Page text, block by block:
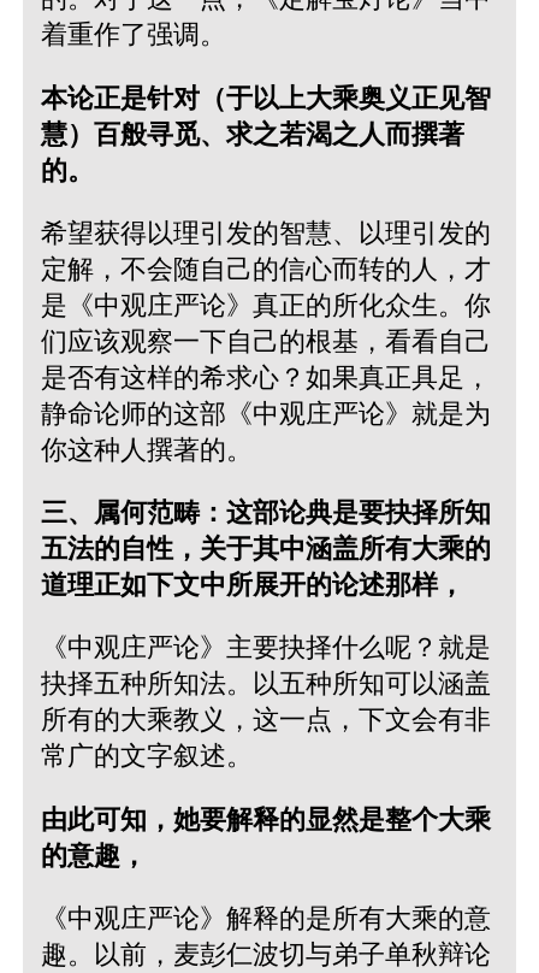
着重作了强调。
本论正是针对（于以上大乘奥义正见智
慧）百般寻觅、求之若渴之人而撰著
的。
希望获得以理引发的智慧、以理引发的
定解，不会随自己的信心而转的人，才
是《中观庄严论》真正的所化众生。你
们应该观察一下自己的根基，看看自己
是否有这样的希求心？如果真正具足，
静命论师的这部《中观庄严论》就是为
你这种人撰著的。
三、属何范畴：这部论典是要抉择所知
五法的自性，关于其中涵盖所有大乘的
道理正如下文中所展开的论述那样，
《中观庄严论》主要抉择什么呢？就是
抉择五种所知法。以五种所知可以涵盖
所有的大乘教义，这一点，下文会有非
常广的文字叙述。
由此可知，她要解释的显然是整个大乘
的意趣，
《中观庄严论》解释的是所有大乘的意
趣。以前，麦彭仁波切与弟子单秋辩论